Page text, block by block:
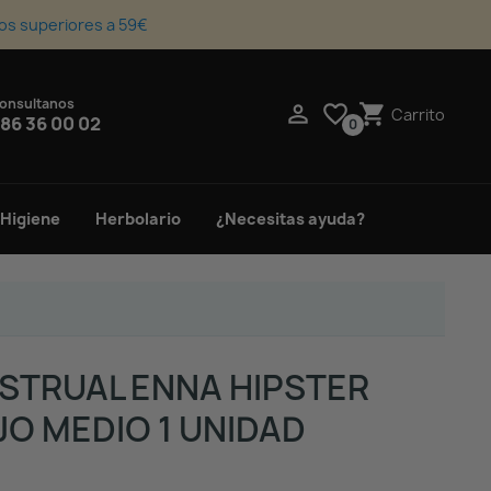
superiores a 59€
36 00 02  favorite_border0shopping_cart Carrito
Herbolario ¿Necesitas ayuda?
ENNA HIPSTER
MEDIO 1 UNIDAD